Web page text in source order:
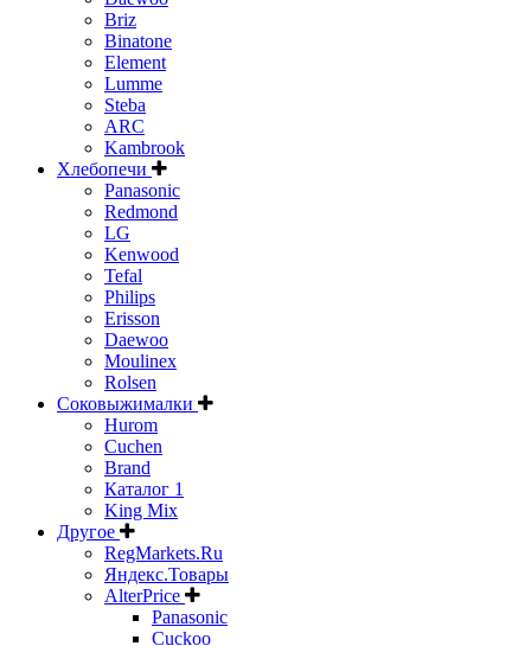
Briz
Binatone
Element
Lumme
Steba
ARC
Kambrook
Хлебопечи
Panasonic
Redmond
LG
Kenwood
Tefal
Philips
Erisson
Daewoo
Moulinex
Rolsen
Соковыжималки
Hurom
Cuchen
Brand
Каталог 1
King Mix
Другое
RegMarkets.Ru
Яндекс.Товары
AlterPrice
Panasonic
Cuckoo